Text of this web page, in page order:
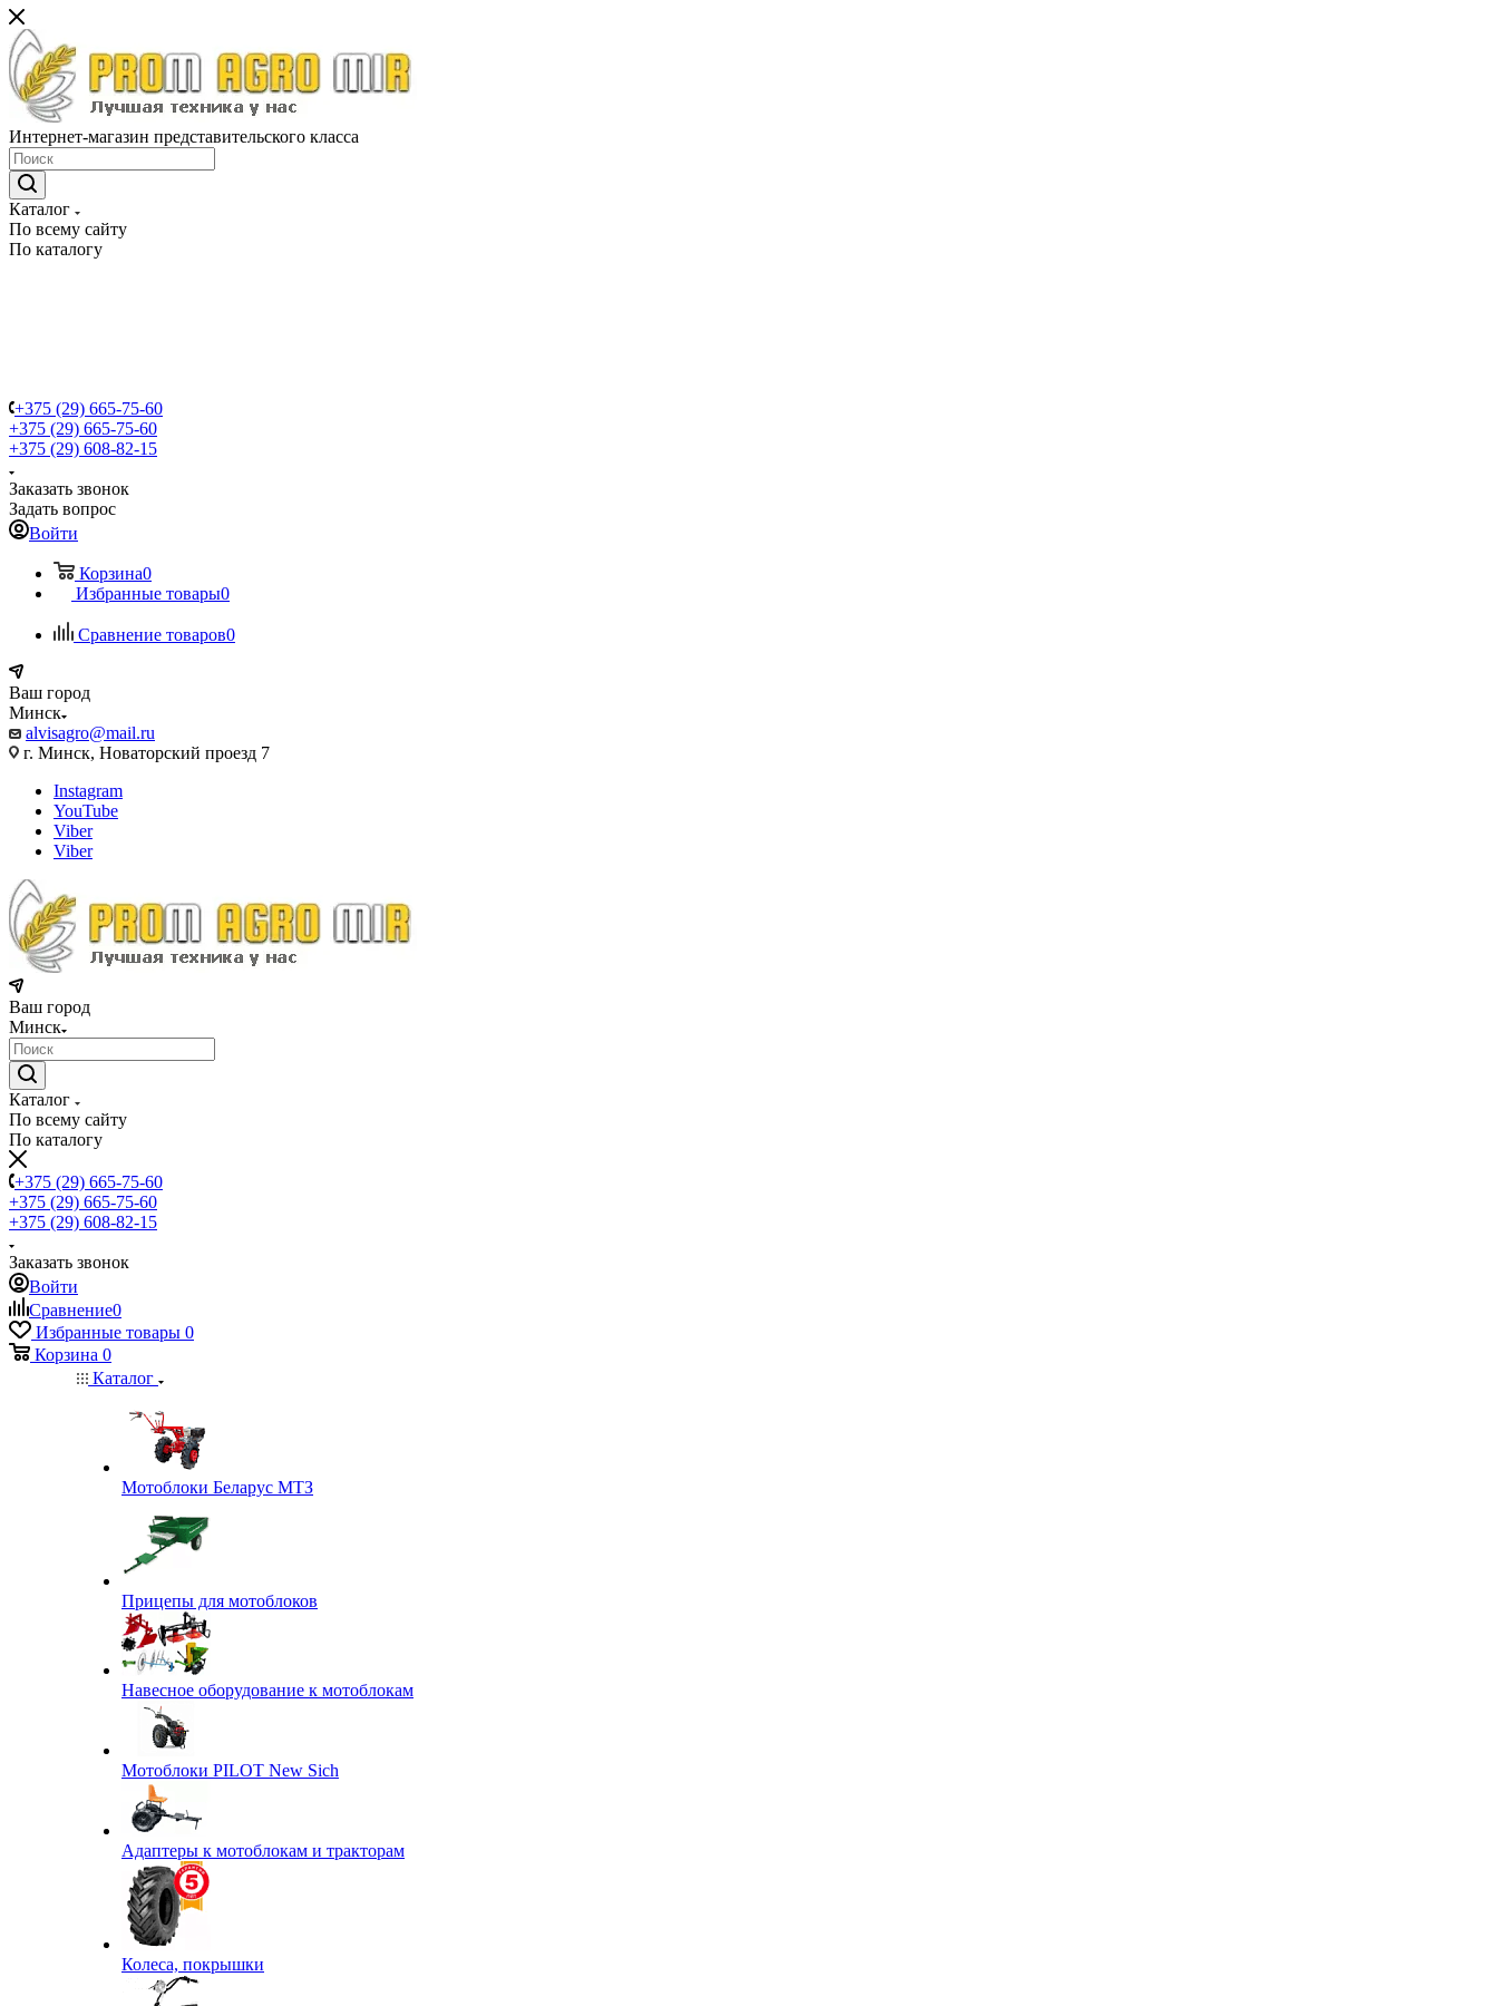
Интернет-магазин представительского класса
Каталог
По всему сайту
По каталогу
+375 (29) 665-75-60
+375 (29) 665-75-60
+375 (29) 608-82-15
Заказать звонок
Задать вопрос
Войти
Корзина0
Избранные товары0
Сравнение товаров0
Ваш город
Минск
alvisagro@mail.ru
г. Минск, Новаторский проезд 7
Instagram
YouTube
Viber
Viber
Ваш город
Минск
Каталог
По всему сайту
По каталогу
+375 (29) 665-75-60
+375 (29) 665-75-60
+375 (29) 608-82-15
Заказать звонок
Войти
Сравнение0
Избранные товары 0
Корзина 0
Каталог
Мотоблоки Беларус МТЗ
Прицепы для мотоблоков
Навесное оборудование к мотоблокам
Мотоблоки PILOT New Sich
Адаптеры к мотоблокам и тракторам
Колеса, покрышки